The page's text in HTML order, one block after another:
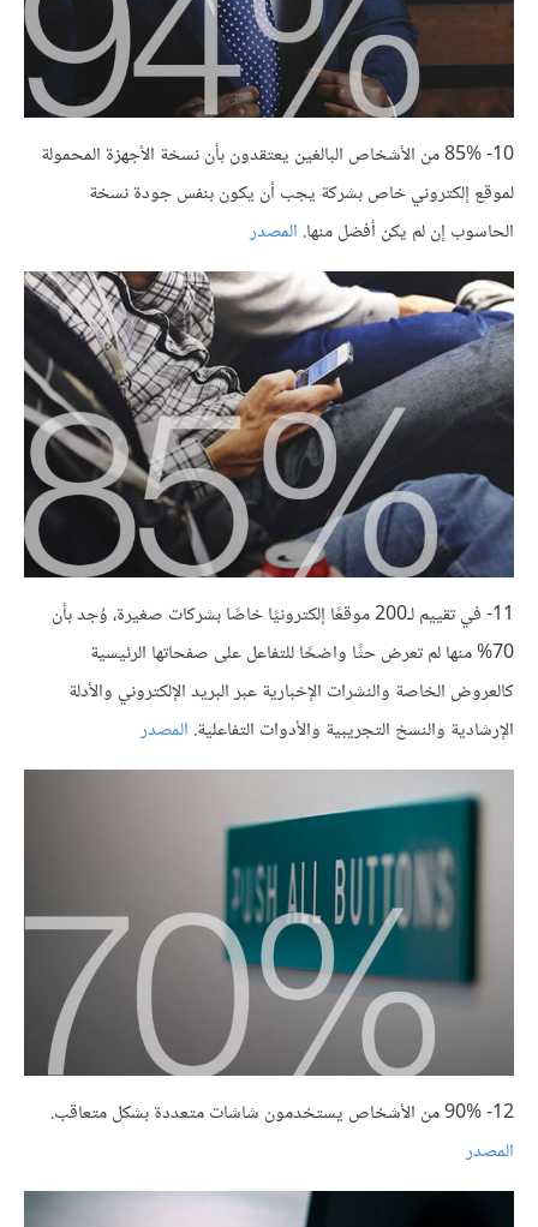
10- 85% من الأشخاص البالغين يعتقدون بأن نسخة الأجهزة المحمولة
لموقع إلكتروني خاص بشركة يجب أن يكون بنفس جودة نسخة
الحاسوب إن لم يكن أفضل منها. المصدر
11- في تقييم لـ200 موقعًا إلكترونيًا خاصًا بشركات صغيرة، وُجد بأن
70% منها لم تعرض حثًا واضحًا للتفاعل على صفحاتها الرئيسية
كالعروض الخاصة والنشرات الإخبارية عبر البريد الإلكتروني والأدلة
الإرشادية والنسخ التجريبية والأدوات التفاعلية. المصدر
12- 90% من الأشخاص يستخدمون شاشات متعددة بشكل متعاقب.
المصدر